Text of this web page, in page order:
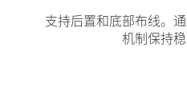
支持后置和底部布线。
机制保持稳